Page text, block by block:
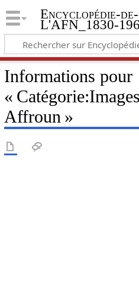
Encyclopédie-de-
L'AFN_1830-
Informations pour
«
Affroun »